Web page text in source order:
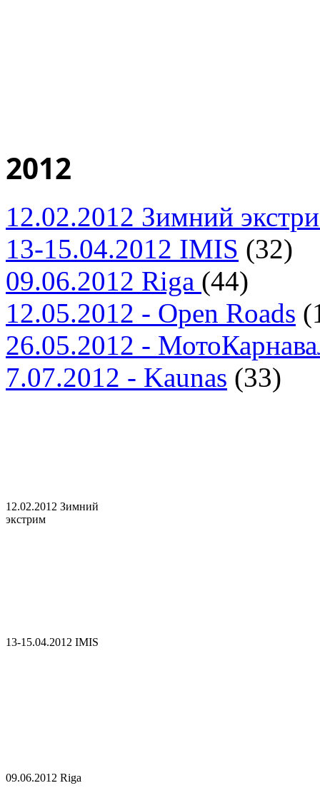
2012
12.02.2012 Зимний
13-15.04.2012 IMIS (32)
09.06.2012 Riga (44)
12.05.2012 - Open Roads
26.05.2012 -
7.07.2012 - Kaunas (33)
12.02.2012 Зимний
экстрим
13-15.04.2012 IMIS
09.06.2012 Riga